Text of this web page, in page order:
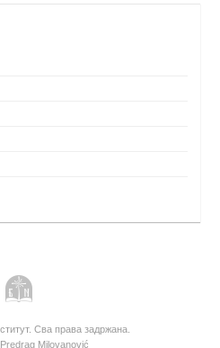
Сва права задржана.
Predrag Milovanović